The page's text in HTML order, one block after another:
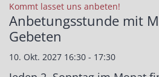
Kommt lasset uns anbeten!
Anbetungsstunde mit
Gebeten
10. Okt. 2027 16:30 - 17:30